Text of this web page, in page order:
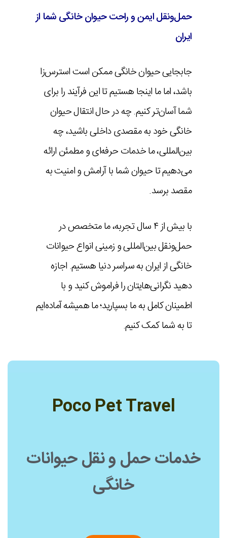
حمل‌ونقل ایمن و راحت حیوان خانگی شما از
ایران
جابجایی حیوان خانگی ممکن است استرس‌زا
باشد، اما ما اینجا هستیم تا این فرآیند را برای
شما آسان‌تر کنیم. چه در حال انتقال حیوان
خانگی خود به مقصدی داخلی باشید، چه
بین‌المللی، ما خدمات حرفه‌ای و مطمئن ارائه
می‌دهیم تا حیوان شما با آرامش و امنیت به
مقصد برسد.
با بیش از ۴ سال تجربه، ما متخصص در
حمل‌ونقل بین‌المللی و زمینی انواع حیوانات
خانگی از ایران به سراسر دنیا هستیم. اجازه
دهید نگرانی‌هایتان را فراموش کنید و با
اطمینان کامل به ما بسپارید؛ ما همیشه آماده‌ایم
تا به شما کمک کنیم.
Poco Pet Travel
خدمات حمل و نقل حیوانات
خانگی